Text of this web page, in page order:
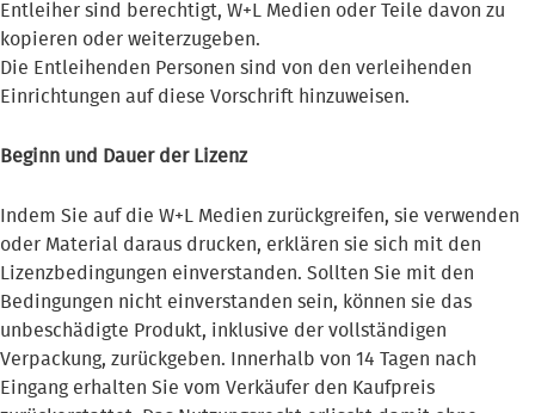
Entleiher sind berechtigt, W+L Medien oder Teile davon zu
kopieren oder weiterzugeben.
Die Entleihenden Personen sind von den verleihenden
Einrichtungen auf diese Vorschrift hinzuweisen.
Beginn und Dauer der Lizenz
Indem Sie auf die W+L Medien zurückgreifen, sie verwenden
oder Material daraus drucken, erklären sie sich mit den
Lizenzbedingungen einverstanden. Sollten Sie mit den
Bedingungen nicht einverstanden sein, können sie das
unbeschädigte Produkt, inklusive der vollständigen
Verpackung, zurückgeben. Innerhalb von 14 Tagen nach
Eingang erhalten Sie vom Verkäufer den Kaufpreis